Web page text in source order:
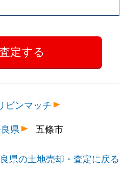
ビンマッチ
県 五條市
県の土地売却・査定に戻る